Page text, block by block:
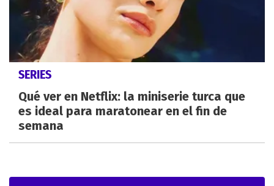
SERIES
Qué ver en Netflix: la miniserie turca que
es ideal para maratonear en el fin de
semana